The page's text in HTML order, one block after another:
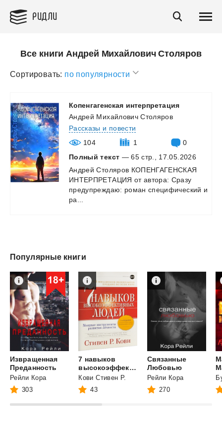
РИДЛИ
Все книги Андрей Михайлович Столяров
Сортировать: по популярности
Копенгагенская интерпретация
Андрей Михайлович Столяров
Рассказы и повести
104
1
0
Полный текст — 65 стр., 17.05.2026
Андрей Столяров КОПЕНГАГЕНСКАЯ
ИНТЕРПРЕТАЦИЯ от автора: Сразу
предупреждаю: роман специфический и
ра...
Популярные книги
Извращенная
Преданность
Рейли Кора
303
7 навыков
высокоэффективных людей. Мощные инструменты развития личности
Кови Стивен Р.
43
Связанные
Любовью
Рейли Кора
270